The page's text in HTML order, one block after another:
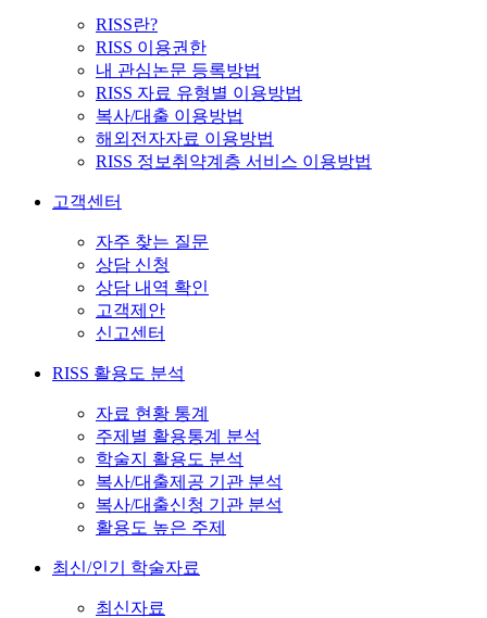
RISS란?
RISS 이용권한
내 관심논문 등록방법
RISS 자료 유형별 이용방법
복사/대출 이용방법
해외전자자료 이용방법
RISS 정보취약계층 서비스 이용방법
고객센터
자주 찾는 질문
상담 신청
상담 내역 확인
고객제안
신고센터
RISS 활용도 분석
자료 현황 통계
주제별 활용통계 분석
학술지 활용도 분석
복사/대출제공 기관 분석
복사/대출신청 기관 분석
활용도 높은 주제
최신/인기 학술자료
최신자료